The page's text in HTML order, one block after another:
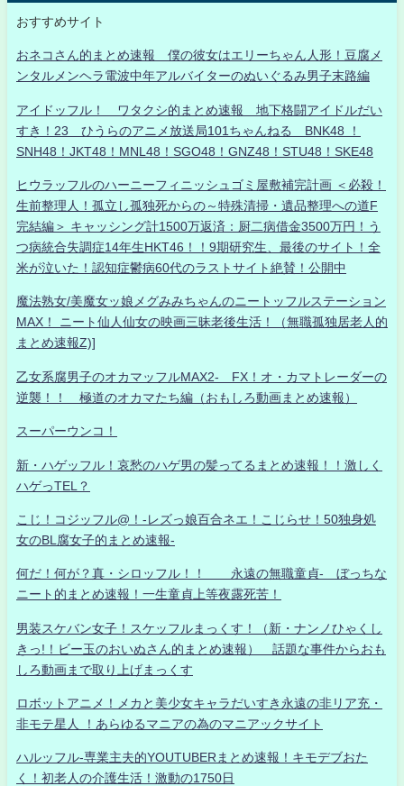
おすすめサイト
おネコさん的まとめ速報 僕の彼女はエリーちゃん人形！豆腐メ
ンタルメンヘラ電波中年アルバイターのぬいぐるみ男子末路編
アイドッフル！ ワタクシ的まとめ速報 地下格闘アイドルだい
すき！23 ひうらのアニメ放送局101ちゃんねる BNK48 ！
SNH48！JKT48！MNL48！SGO48！GNZ48！STU48！SKE48
ヒウラッフルのハーニーフィニッシュゴミ屋敷補完計画 ＜必殺！
生前整理人！孤立し孤独死からの～特殊清掃・遺品整理への道F
完結編＞ キャッシング計1500万返済：厨二病借金3500万円！う
つ病統合失調症14年生HKT46！！9期研究生、最後のサイト！全
米が泣いた！認知症鬱病60代のラストサイト絶賛！公開中
魔法熟女/美魔女ッ娘メグみみちゃんのニートッフルステーション
MAX！ ニート仙人仙女の映画三昧老後生活！（無職孤独居老人的
まとめ速報Z)]
乙女系腐男子のオカマッフルMAX2- FX！オ・カマトレーダーの
逆襲！！ 極道のオカマたち編（おもしろ動画まとめ速報）
スーパーウンコ！
新・ハゲッフル！哀愁のハゲ男の髪ってるまとめ速報！！激しく
ハゲっTEL？
こじ！コジッフル@！-レズっ娘百合ネエ！こじらせ！50独身処
女のBL腐女子的まとめ速報-
何だ！何が？真・シロッフル！！ 永遠の無職童貞- ぼっちな
ニート的まとめ速報！一生童貞上等夜露死苦！
男装スケバン女子！スケッフルまっくす！（新・ナンノひゃくし
きっ!！ビー玉のおいぬさん的まとめ速報） 話題な事件からおも
しろ動画まで取り上げまっくす
ロボットアニメ！メカと美少女キャラだいすき永遠の非リア充・
非モテ星人 ！あらゆるマニアの為のマニアックサイト
ハルッフル-専業主夫的YOUTUBERまとめ速報！キモデブおた
く！初老人の介護生活！激動の1750日